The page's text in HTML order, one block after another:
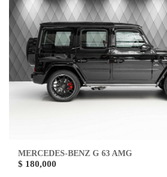
MERCEDES-BENZ G 63 AMG
$ 180,000